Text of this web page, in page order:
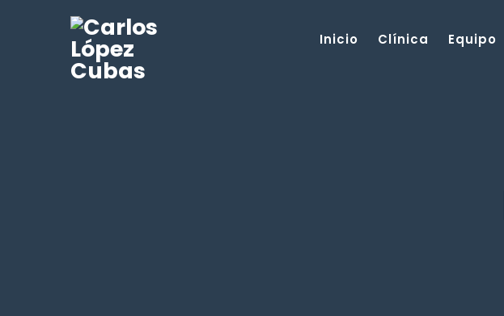
Inicio Clínica Equipo